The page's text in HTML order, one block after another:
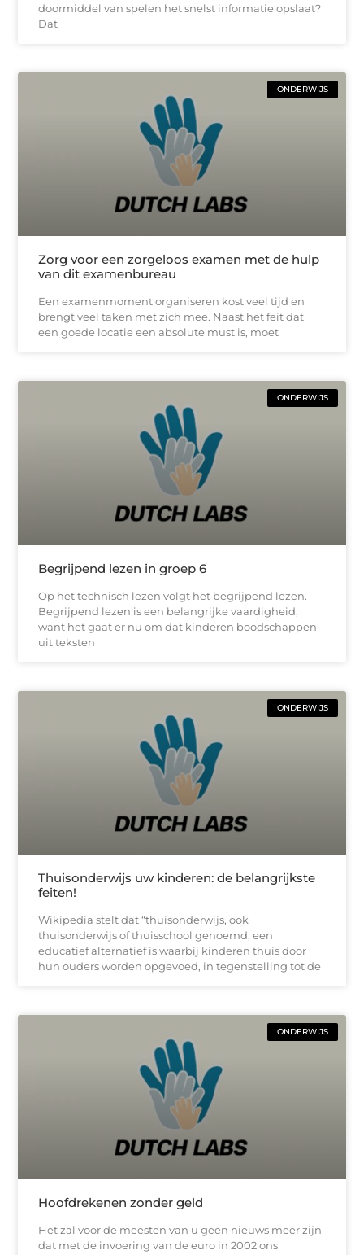
doormiddel van spelen het snelst informatie opslaat?
Dat
ONDERWIJS
Zorg voor een zorgeloos examen met de hulp
van dit examenbureau
Een examenmoment organiseren kost veel tijd en
brengt veel taken met zich mee. Naast het feit dat
een goede locatie een absolute must is, moet
ONDERWIJS
Begrijpend lezen in groep 6
Op het technisch lezen volgt het begrijpend lezen.
Begrijpend lezen is een belangrijke vaardigheid,
want het gaat er nu om dat kinderen boodschappen
uit teksten
ONDERWIJS
Thuisonderwijs uw kinderen: de belangrijkste
feiten!
Wikipedia stelt dat “thuisonderwijs, ook
thuisonderwijs of thuisschool genoemd, een
educatief alternatief is waarbij kinderen thuis door
hun ouders worden opgevoed, in tegenstelling tot de
ONDERWIJS
Hoofdrekenen zonder geld
Het zal voor de meesten van u geen nieuws meer zijn
dat met de invoering van de euro in 2002 ons